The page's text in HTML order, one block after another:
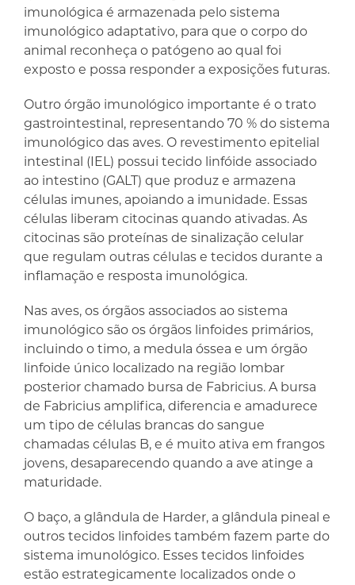
imunológica é armazenada pelo sistema
imunológico adaptativo, para que o corpo do
animal reconheça o patógeno ao qual foi
exposto e possa responder a exposições futuras.
Outro órgão imunológico importante é o trato
gastrointestinal, representando 70 % do sistema
imunológico das aves. O revestimento epitelial
intestinal (IEL) possui tecido linfóide associado
ao intestino (GALT) que produz e armazena
células imunes, apoiando a imunidade. Essas
células liberam citocinas quando ativadas. As
citocinas são proteínas de sinalização celular
que regulam outras células e tecidos durante a
inflamação e resposta imunológica.
Nas aves, os órgãos associados ao sistema
imunológico são os órgãos linfoides primários,
incluindo o timo, a medula óssea e um órgão
linfoide único localizado na região lombar
posterior chamado bursa de Fabricius. A bursa
de Fabricius amplifica, diferencia e amadurece
um tipo de células brancas do sangue
chamadas células B, e é muito ativa em frangos
jovens, desaparecendo quando a ave atinge a
maturidade.
O baço, a glândula de Harder, a glândula pineal e
outros tecidos linfoides também fazem parte do
sistema imunológico. Esses tecidos linfoides
estão estrategicamente localizados onde o